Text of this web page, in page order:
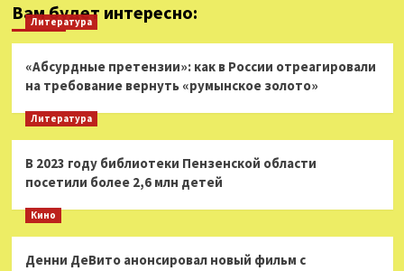
Вам будет интересно:
Литература
«Абсурдные претензии»: как в России отреагировали
на требование вернуть «румынское золото»
Литература
В 2023 году библиотеки Пензенской области
посетили более 2,6 млн детей
Кино
Денни ДеВито анонсировал новый фильм с